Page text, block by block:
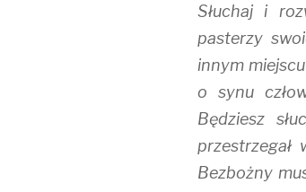
Słuchaj i
pasterzy
innym
o synu
Będziesz
przestrzegał
Bezbożny